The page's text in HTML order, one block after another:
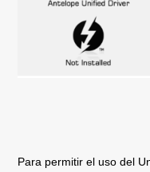
Para permitir el uso del